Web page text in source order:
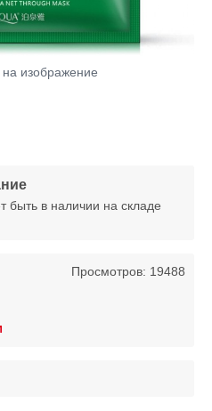
на изображение
быть в наличии на складе
Просмотров: 19488